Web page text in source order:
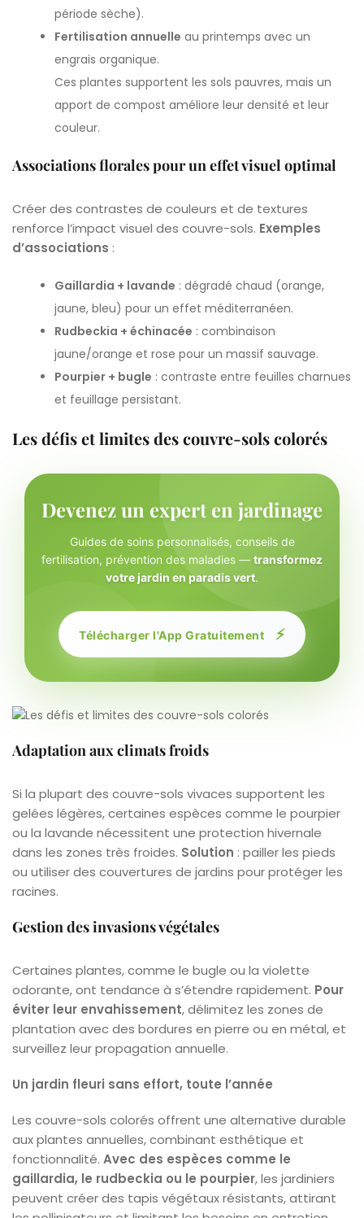
période sèche).
Fertilisation annuelle au printemps avec un
engrais organique.
Ces plantes supportent les sols pauvres, mais un
apport de compost améliore leur densité et leur
couleur.
Associations florales pour un effet visuel optimal
Créer des contrastes de couleurs et de textures
renforce l’impact visuel des couvre-sols. Exemples
d’associations :
Gaillardia + lavande : dégradé chaud (orange,
jaune, bleu) pour un effet méditerranéen.
Rudbeckia + échinacée : combinaison
jaune/orange et rose pour un massif sauvage.
Pourpier + bugle : contraste entre feuilles charnues
et feuillage persistant.
Les défis et limites des couvre-sols colorés
Devenez un expert en jardinage
Guides de soins personnalisés, conseils de
fertilisation, prévention des maladies — transformez
votre jardin en paradis vert.
Télécharger l'App Gratuitement ⚡
Adaptation aux climats froids
Si la plupart des couvre-sols vivaces supportent les
gelées légères, certaines espèces comme le pourpier
ou la lavande nécessitent une protection hivernale
dans les zones très froides. Solution : pailler les pieds
ou utiliser des couvertures de jardins pour protéger les
racines.
Gestion des invasions végétales
Certaines plantes, comme le bugle ou la violette
odorante, ont tendance à s’étendre rapidement. Pour
éviter leur envahissement, délimitez les zones de
plantation avec des bordures en pierre ou en métal, et
surveillez leur propagation annuelle.
Un jardin fleuri sans effort, toute l’année
Les couvre-sols colorés offrent une alternative durable
aux plantes annuelles, combinant esthétique et
fonctionnalité. Avec des espèces comme le
gaillardia, le rudbeckia ou le pourpier, les jardiniers
peuvent créer des tapis végétaux résistants, attirant